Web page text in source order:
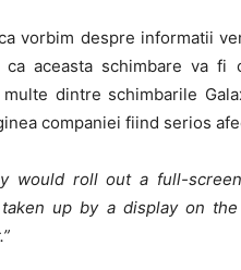
vorbim despre informatii
aceasta schimbare va fi
dintre schimbarile
companiei fiind serios
would roll out a full-
taken up by a display on